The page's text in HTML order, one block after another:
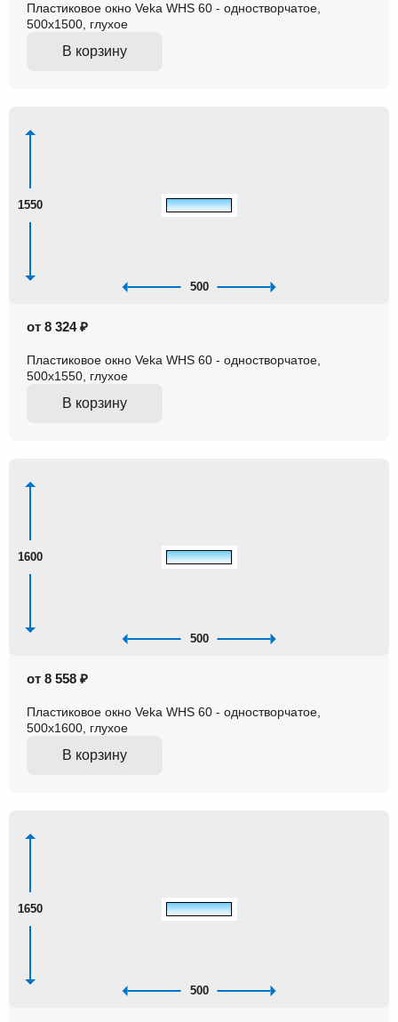
Пластиковое окно Veka WHS 60 - одностворчатое,
500x1500, глухое
В корзину
1550
500
от 8 324 ₽
Пластиковое окно Veka WHS 60 - одностворчатое,
500x1550, глухое
В корзину
1600
500
от 8 558 ₽
Пластиковое окно Veka WHS 60 - одностворчатое,
500x1600, глухое
В корзину
1650
500